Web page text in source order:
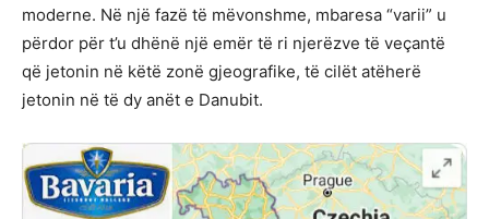
moderne. Në një fazë të mëvonshme, mbaresa “varii” u
përdor për t’u dhënë një emër të ri njerëzve të veçantë
që jetonin në këtë zonë gjeografike, të cilët atëherë
jetonin në të dy anët e Danubit.